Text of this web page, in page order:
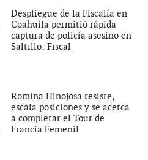
Despliegue de la Fiscalía en
Coahuila permitió rápida
captura de policía asesino en
Saltillo: Fiscal
Romina Hinojosa resiste,
escala posiciones y se acerca
a completar el Tour de
Francia Femenil